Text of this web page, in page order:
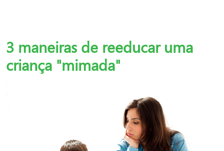
3 maneiras de reeducar uma
criança "mimada"